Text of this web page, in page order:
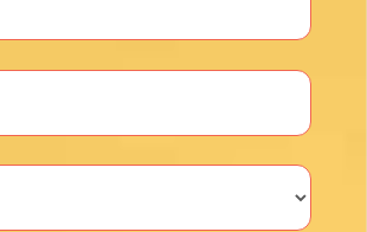
newsletter y sé el primero en
productos, eventos y ofertas
exclusivas.